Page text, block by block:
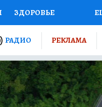
ЗДОРОВЬЕ
ПУТЕВОДИТЕЛЬ
ТУРИЗМ
РАДИО РЕКЛАМА